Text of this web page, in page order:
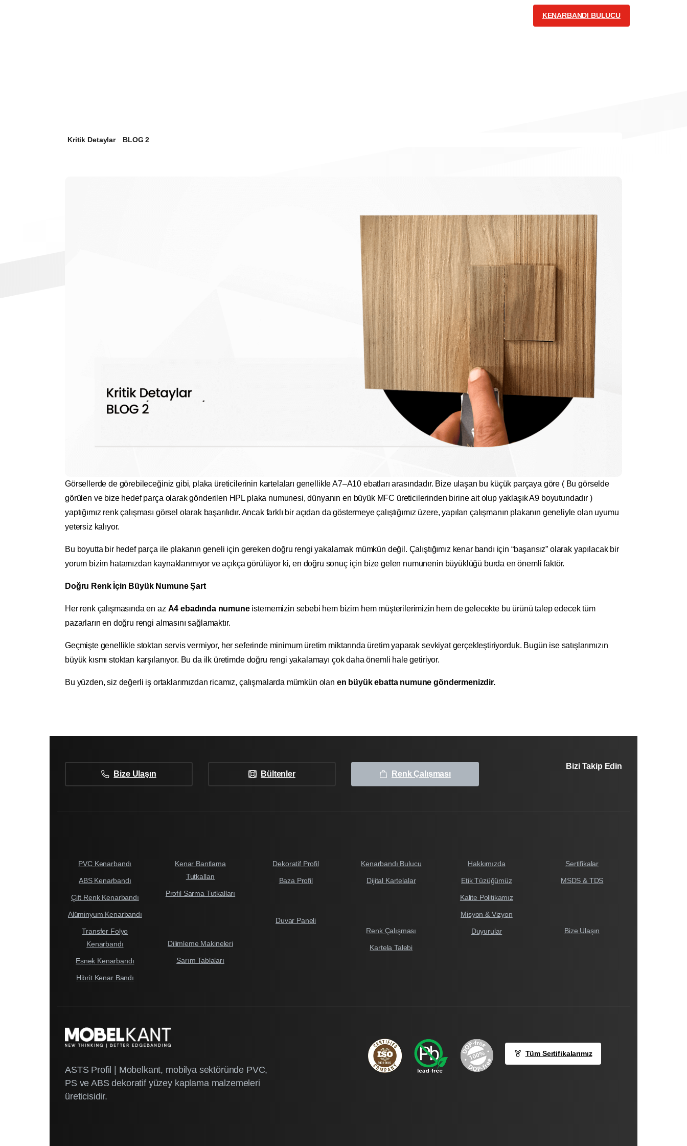
KENARBANDI BULUCU
Kritik Detaylar BLOG 2
Görsellerde de görebileceğiniz gibi, plaka üreticilerinin kartelaları genellikle A7–A10 ebatları arasındadır. Bize ulaşan bu küçük parçaya göre ( Bu görselde
görülen ve bize hedef parça olarak gönderilen HPL plaka numunesi, dünyanın en büyük MFC üreticilerinden birine ait olup yaklaşık A9 boyutundadır )
yaptığımız renk çalışması görsel olarak başarılıdır. Ancak farklı bir açıdan da göstermeye çalıştığımız üzere, yapılan çalışmanın plakanın geneliyle olan uyumu
yetersiz kalıyor.
Bu boyutta bir hedef parça ile plakanın geneli için gereken doğru rengi yakalamak mümkün değil. Çalıştığımız kenar bandı için “başarısız” olarak yapılacak bir
yorum bizim hatamızdan kaynaklanmıyor ve açıkça görülüyor ki, en doğru sonuç için bize gelen numunenin büyüklüğü burda en önemli faktör.
Doğru Renk İçin Büyük Numune Şart
Her renk çalışmasında en az A4 ebadında numuneistememizin sebebi hem bizim hem müşterilerimizin hem de gelecekte bu ürünü talep edecek tüm
pazarların en doğru rengi almasını sağlamaktır.
Geçmişte genellikle stoktan servis vermiyor, her seferinde minimum üretim miktarında üretim yaparak sevkiyat gerçekleştiriyorduk. Bugün ise satışlarımızın
büyük kısmı stoktan karşılanıyor. Bu da ilk üretimde doğru rengi yakalamayı çok daha önemli hale getiriyor.
Bu yüzden, siz değerli iş ortaklarımızdan ricamız, çalışmalarda mümkün olan en büyük ebatta numune göndermenizdir.
Bize Ulaşın Bültenler Renk Çalışması
Bizi Takip Edin
PVC Kenarbandı
ABS Kenarbandı
Çift Renk Kenarbandı
Alüminyum Kenarbandı
Transfer Folyo
Kenarbandı
Esnek Kenarbandı
Hibrit Kenar Bandı
Kenar Bantlama
Tutkalları
Profil Sarma Tutkalları
Dilimleme Makineleri
Sarım Tablaları
Dekoratif Profil
Baza Profil
Duvar Paneli
Kenarbandı Bulucu
Dijital Kartelalar
Renk Çalışması
Kartela Talebi
Hakkımızda
Etik Tüzüğümüz
Kalite Politikamız
Misyon & Vizyon
Duyurular
Sertifikalar
MSDS & TDS
Bize Ulaşın
ASTS Profil | Mobelkant, mobilya sektöründe PVC,
PS ve ABS dekoratif yüzey kaplama malzemeleri
üreticisidir.
Tüm Sertifikalarımız